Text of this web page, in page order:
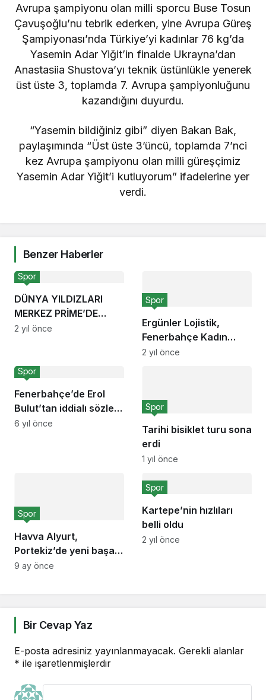
Avrupa şampiyonu olan milli sporcu Buse Tosun
Çavuşoğlu’nu tebrik ederken, yine Avrupa Güreş
Şampiyonası’nda Türkiye’yi kadınlar 76 kg’da
Yasemin Adar Yiğit’in finalde Ukrayna’dan
Anastasiia Shustova’yı teknik üstünlükle yenerek
üst üste 3, toplamda 7. Avrupa şampiyonluğunu
kazandığını duyurdu.
“Yasemin bildiğiniz gibi” diyen Bakan Bak,
paylaşımında “Üst üste 3’üncü, toplamda 7’nci
kez Avrupa şampiyonu olan milli güreşçimiz
Yasemin Adar Yiğit’i kutluyorum” ifadelerine yer
verdi.
Benzer Haberler
DÜNYA YILDIZLARI
MERKEZ PRİME’DE…
Spor
2 yıl önce
Ergünler Lojistik,
Fenerbahçe Kadın
Futbol Takımı’na
Spor
2 yıl önce
Fenerbahçe’de Erol
Bulut’tan iddialı sözler:
‘Yeni bir dönem…’
Spor
6 yıl önce
Tarihi bisiklet turu sona
erdi
Spor
1 yıl önce
Havva Alyurt,
Portekiz’de yeni başarı
hikayesi yazacak
Spor
9 ay önce
Kartepe’nin hızlıları
belli oldu
Spor
2 yıl önce
Bir Cevap Yaz
E-posta adresiniz yayınlanmayacak. Gerekli alanlar
* ile işaretlenmişlerdir